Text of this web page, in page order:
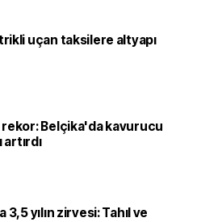
uçan taksilere altyapı
rekor: Belçika'da kavurucu
artırdı
yılın zirvesi: Tahıl ve